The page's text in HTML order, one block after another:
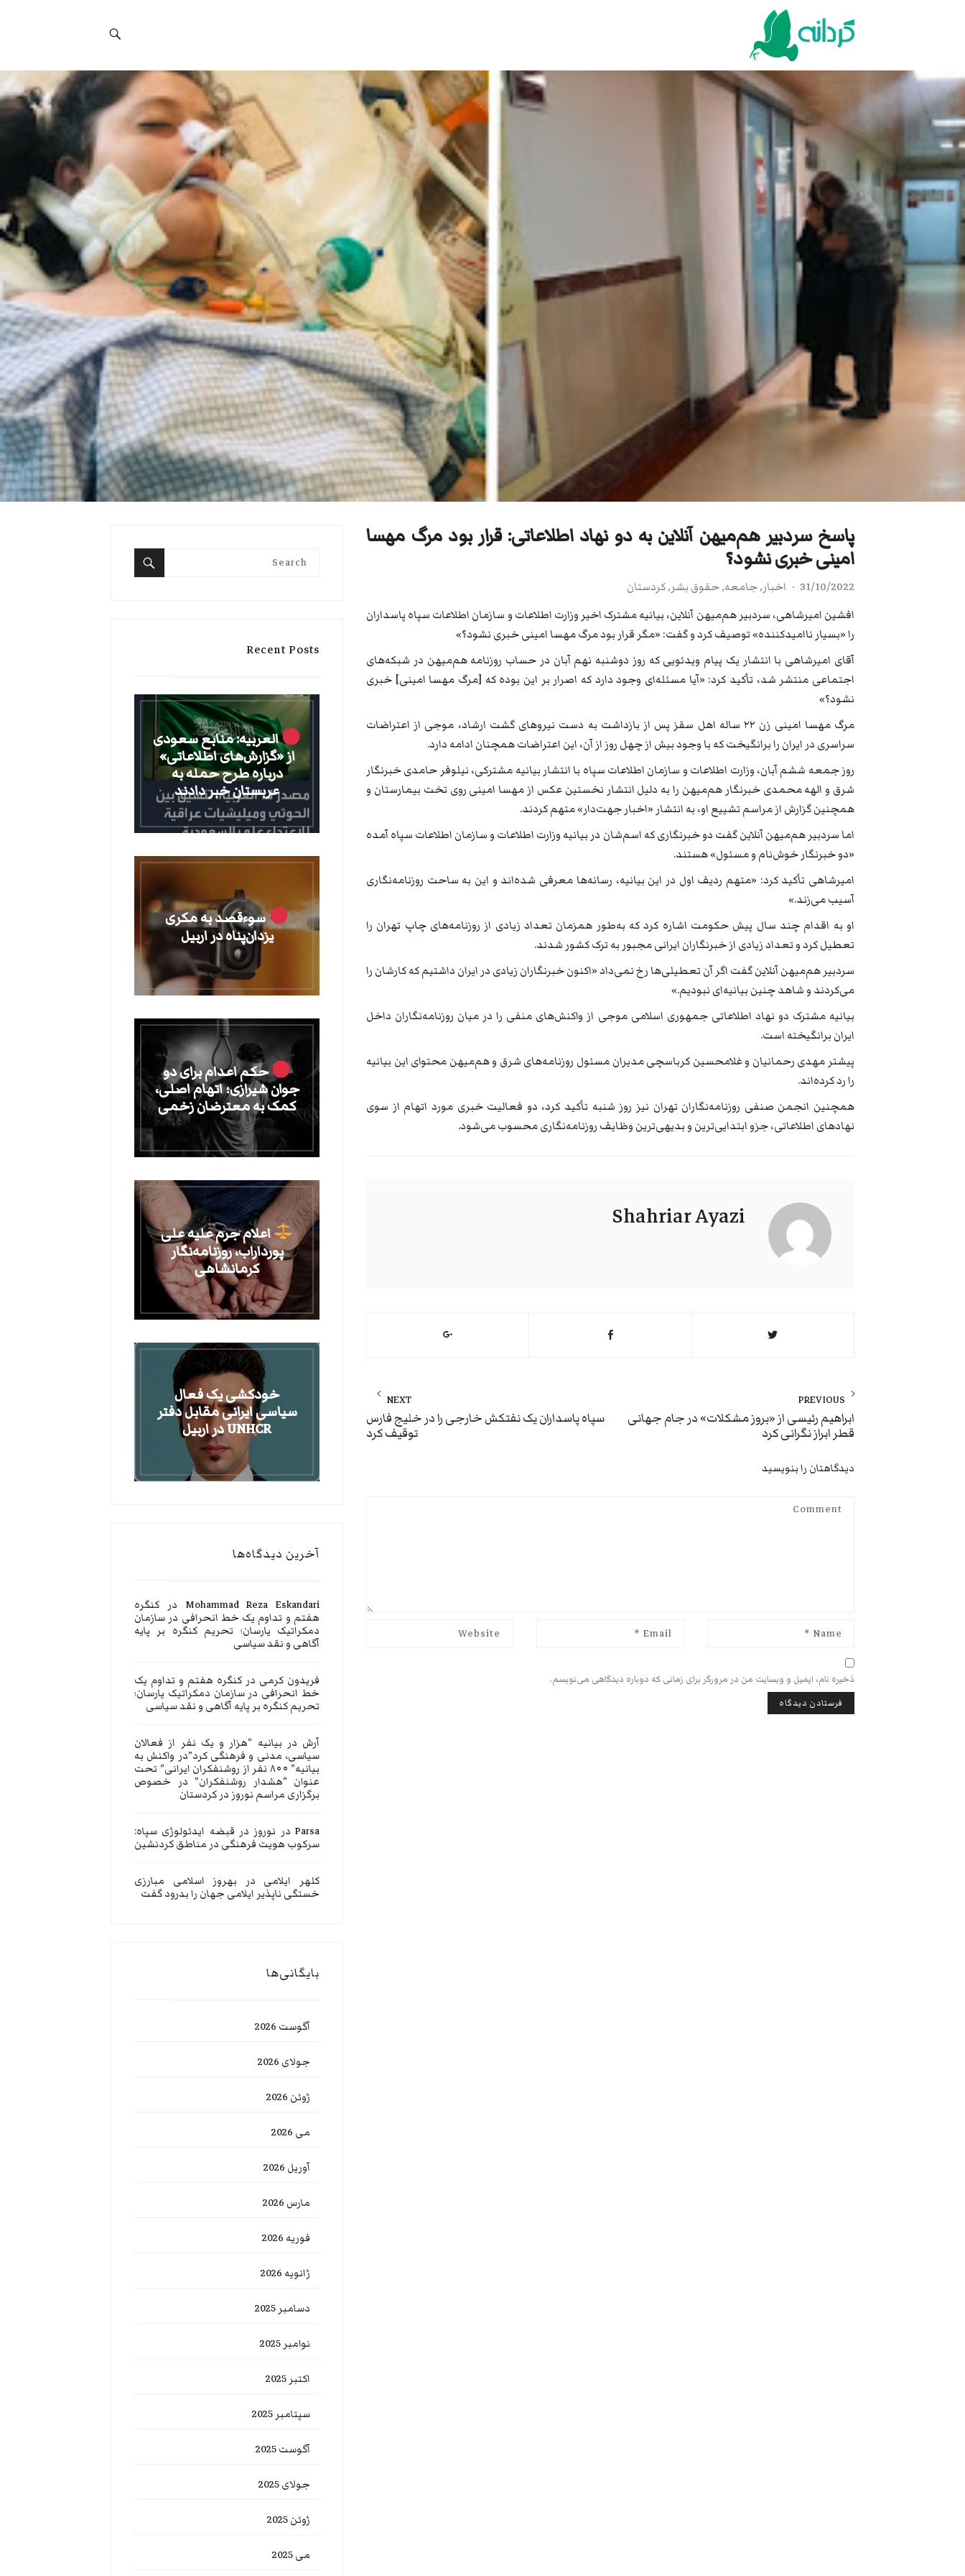
پاسخ سردبیر هم‌میهن آنلاین به دو نهاد اطلاعاتی: قرار بود مرگ مهسا
امینی خبری نشود؟
31/10/2022 اخبار,جامعه,حقوق بشر,کردستان
افشین امیرشاهی، سردبیر هم‌میهن آنلاین، بیانیه مشترک اخیر وزارت اطلاعات و سازمان اطلاعات سپاه پاسداران
را «بسیار ناامیدکننده» توصیف کرد و گفت: «مگر قرار بود مرگ مهسا امینی خبری نشود؟»
آقای امیرشاهی با انتشار یک پیام ویدئویی که روز دوشنبه نهم آبان در حساب روزنامه هم‌میهن در شبکه‌های
اجتماعی منتشر شد، تأکید کرد: «آیا مسئله‌ای وجود دارد که اصرار بر این بوده که [مرگ مهسا امینی] خبری
نشود؟»
مرگ مهسا امینی زن ۲۲ ساله اهل سقز پس از بازداشت به دست نیروهای گشت ارشاد، موجی از اعتراضات
سراسری در ایران را برانگیخت که با وجود بیش از چهل روز از آن، این اعتراضات همچنان ادامه دارد.
روز جمعه ششم آبان، وزارت اطلاعات و سازمان اطلاعات سپاه با انتشار بیانیه مشترکی، نیلوفر حامدی خبرنگار
شرق و الهه محمدی خبرنگار هم‌میهن را به دلیل انتشار نخستین عکس از مهسا امینی روی تخت بیمارستان و
همچنین گزارش از مراسم تشییع او، به انتشار «اخبار جهت‌دار» متهم کردند.
اما سردبیر هم‌میهن آنلاین گفت دو خبرنگاری که اسم‌شان در بیانیه وزارت اطلاعات و سازمان اطلاعات سپاه آمده
«دو خبرنگار خوش‌نام و مسئول» هستند.
امیرشاهی تأکید کرد: «متهم ردیف اول در این بیانیه، رسانه‌ها معرفی شده‌اند و این به ساحت روزنامه‌نگاری
آسیب می‌زند.»
او به اقدام چند سال پیش حکومت اشاره کرد که به‌طور همزمان تعداد زیادی از روزنامه‌های چاپ تهران را
تعطیل کرد و تعداد زیادی از خبرنگاران ایرانی مجبور به ترک کشور شدند.
سردبیر هم‌میهن آنلاین گفت اگر آن تعطیلی‌ها رخ نمی‌داد «اکنون خبرنگاران زیادی در ایران داشتیم که کارشان را
می‌کردند و شاهد چنین بیانیه‌ای نبودیم.»
بیانیه مشترک دو نهاد اطلاعاتی جمهوری اسلامی موجی از واکنش‌های منفی را در میان روزنامه‌نگاران داخل
ایران برانگیخته است.
پیشتر مهدی رحمانیان و غلامحسین کرباسچی مدیران مسئول روزنامه‌های شرق و هم‌میهن محتوای این بیانیه
را رد کرده‌اند.
همچنین انجمن صنفی روزنامه‌نگاران تهران نیز روز شنبه تأکید کرد، دو فعالیت خبری مورد اتهام از سوی
نهادهای اطلاعاتی، جزو ابتدایی‌ترین و بدیهی‌ترین وظایف روزنامه‌نگاری محسوب می‌شود.
Shahriar Ayazi
راهبری
نوشته
PREVIOUS
Previous
post:
ابراهیم رئیسی از «بروز مشکلات» در جام جهانی
قطر ابراز نگرانی کرد
NEXT
post:
سپاه پاسداران یک نفتکش خارجی را در خلیج فارس
توقیف کرد
دیدگاهتان را بنویسید
ذخیره نام، ایمیل و وبسایت من در مرورگر برای زمانی که دوباره دیدگاهی می‌نویسم.
Search
Recent Posts
العربیه: منابع سعودی
از «گزارش‌های اطلاعاتی»
درباره طرح حمله به
عربستان خبر دادند
سوءقصد به مکری
یزدان‌پناه در اربیل
حکم اعدام برای دو
جوان شیرازی؛ اتهام اصلی،
کمک به معترضان زخمی
اعلام جرم علیه علی
پورداراب، روزنامه‌نگار
کرمانشاهی
خودکشی یک فعال
سیاسی ایرانی مقابل دفتر
UNHCR در اربیل
آخرین دیدگاه‌ها
Mohammad Reza Eskandari در کنگره
هفتم و تداوم یک خط انحرافی در سازمان
دمکراتیک یارسان؛ تحریم کنگره بر پایه
آگاهی و نقد سیاسی
فریدون کرمی در کنگره هفتم و تداوم یک
خط انحرافی در سازمان دمکراتیک یارسان؛
تحریم کنگره بر پایه آگاهی و نقد سیاسی
آرش در بیانیه “هزار و یک نفر از فعالان
سیاسی، مدنی و فرهنگی کرد”در واکنش به
بیانیه” ۸۰۰ نفر از روشنفکران ایرانی” تحت
عنوان “هشدار روشنفکران” در خصوص
برگزاری مراسم نوروز در کردستان
Parsaدر نوروز در قبضه ایدئولوژی سپاه:
سرکوب هویت فرهنگی در مناطق کردنشین
کلهر ایلامی در بهروز اسلامی مبارزی
خستگی ناپذیر ایلامی جهان را بدرود گفت
بایگانی‌ها
آگوست 2026
جولای 2026
ژوئن 2026
می 2026
آوریل 2026
مارس 2026
فوریه 2026
ژانویه 2026
دسامبر 2025
نوامبر 2025
اکتبر 2025
سپتامبر 2025
آگوست 2025
جولای 2025
ژوئن 2025
می 2025